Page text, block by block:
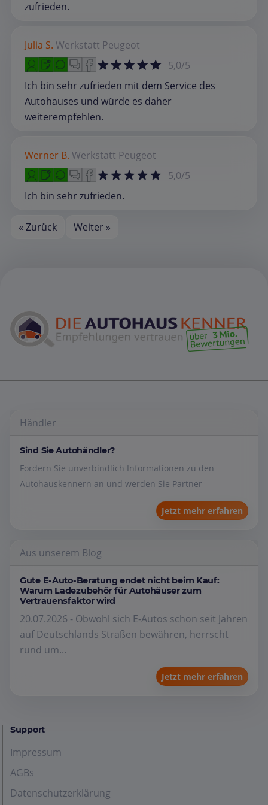
zufrieden.
Julia S. Werkstatt Peugeot
5,0/5
Ich bin sehr zufrieden mit dem Service des
Autohauses und würde es daher
weiterempfehlen.
Werner B. Werkstatt Peugeot
5,0/5
Ich bin sehr zufrieden.
« Zurück Weiter »
Händler
Sind Sie Autohändler?
Fordern Sie unverbindlich Informationen zu den
Autohauskennern an und werden Sie Partner
Jetzt mehr erfahren
Aus unserem Blog
Gute E-Auto-Beratung endet nicht beim Kauf:
Warum Ladezubehör für Autohäuser zum
Vertrauensfaktor wird
20.07.2026 - Obwohl sich E-Autos schon seit Jahren
auf Deutschlands Straßen bewähren, herrscht
rund um...
Jetzt mehr erfahren
Support
Impressum
AGBs
Datenschutzerklärung